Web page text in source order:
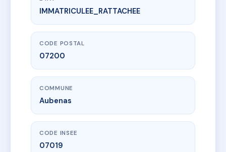
www.vme.plus/AC6770051
5 RUE MONTLAUR
5 r de montlaur
IMMATRICULEE_RATTACHEE
CODE POSTAL
07200
COMMUNE
Aubenas
CODE INSEE
07019